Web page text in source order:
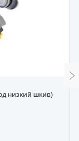
низкий шкив)